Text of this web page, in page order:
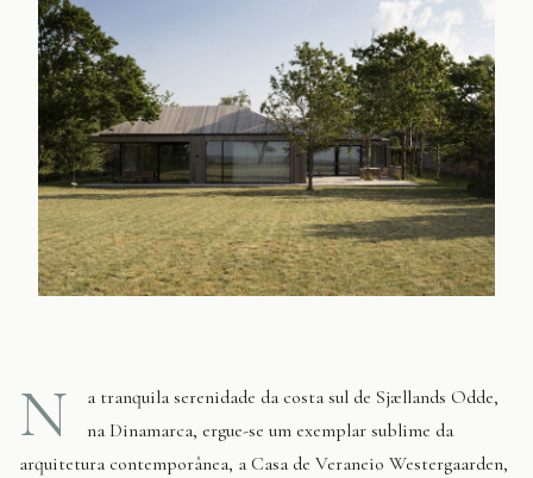
N
a tranquila serenidade da costa sul de Sjællands Odde,
na Dinamarca, ergue-se um exemplar sublime da
arquitetura contemporânea, a Casa de Veraneio Westergaarden,